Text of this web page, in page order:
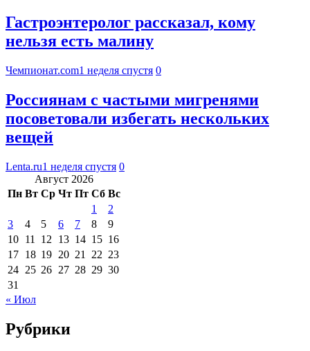
Гастроэнтеролог рассказал, кому
нельзя есть малину
Чемпионат.com1 неделя спустя 0
Россиянам с частыми мигренями
посоветовали избегать нескольких
вещей
Lenta.ru1 неделя спустя 0
Август 2026
Пн Вт Ср Чт Пт Сб Вс
1
2
3
4 5 6 7 8
9
10 11 12 13 14 15 16
17 18 19 20 21 22 23
24 25 26 27 28 29 30
31
« Июл
Рубрики